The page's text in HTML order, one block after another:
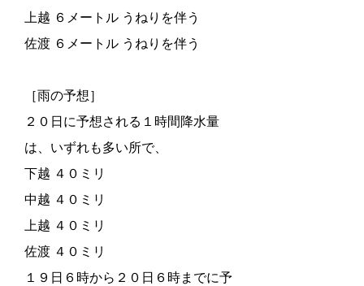
上越 ６メートル うねりを伴う
佐渡 ６メートル うねりを伴う
［雨の予想］
２０日に予想される１時間降水量
は、いずれも多い所で、
下越 ４０ミリ
中越 ４０ミリ
上越 ４０ミリ
佐渡 ４０ミリ
１９日６時から２０日６時までに予